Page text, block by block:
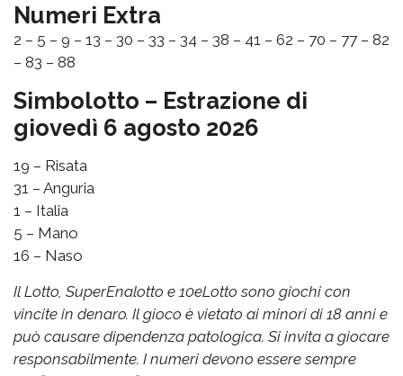
Numeri Extra
2 – 5 – 9 – 13 – 30 – 33 – 34 – 38 – 41 – 62 – 70 – 77 – 82
– 83 – 88
Simbolotto – Estrazione di
giovedì 6 agosto 2026
19 – Risata
31 – Anguria
1 – Italia
5 – Mano
16 – Naso
Il Lotto, SuperEnalotto e 10eLotto sono giochi con
vincite in denaro. Il gioco è vietato ai minori di 18 anni e
può causare dipendenza patologica. Si invita a giocare
responsabilmente. I numeri devono essere sempre